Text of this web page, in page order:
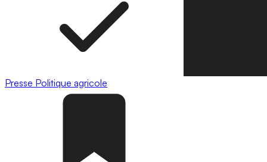
Presse Politique agricole